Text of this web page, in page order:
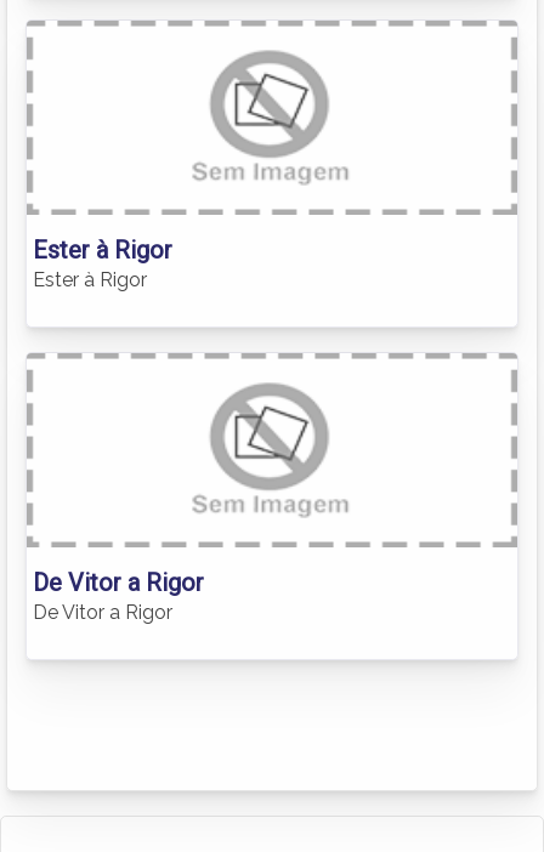
Ester à Rigor
Ester à Rigor
De Vitor a Rigor
De Vitor a Rigor